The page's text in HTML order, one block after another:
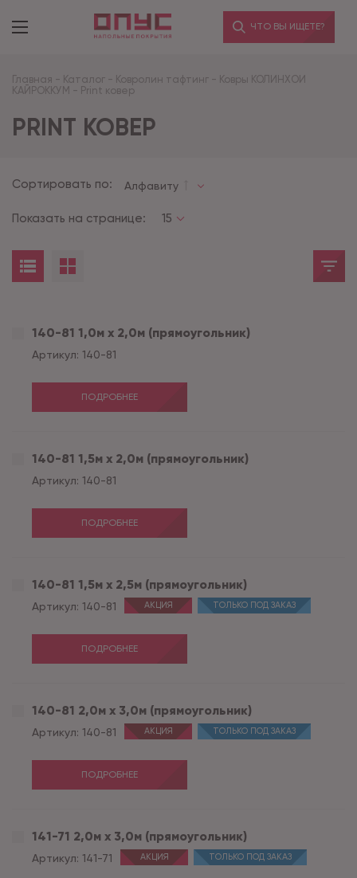
ЧТО ВЫ ИЩЕТЕ?
Главная - Каталог - Ковролин тафтинг - Ковры КОЛИНХОИ
КАЙРОККУМ - Print ковер
PRINT КОВЕР
Сортировать по: Алфавиту
Показать на странице: 15
140-81 1,0м х 2,0м (прямоугольник)
Артикул: 140-81
ПОДРОБНЕЕ
140-81 1,5м х 2,0м (прямоугольник)
Артикул: 140-81
ПОДРОБНЕЕ
140-81 1,5м х 2,5м (прямоугольник)
Артикул: 140-81 АКЦИЯ ТОЛЬКО ПОД ЗАКАЗ
ПОДРОБНЕЕ
140-81 2,0м х 3,0м (прямоугольник)
Артикул: 140-81 АКЦИЯ ТОЛЬКО ПОД ЗАКАЗ
ПОДРОБНЕЕ
141-71 2,0м х 3,0м (прямоугольник)
Артикул: 141-71 АКЦИЯ ТОЛЬКО ПОД ЗАКАЗ